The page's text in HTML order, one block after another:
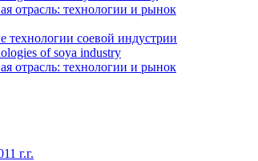
отрасль: технологии и рынок
технологии соевой индустрии
of soya industry
отрасль: технологии и рынок
г.г.